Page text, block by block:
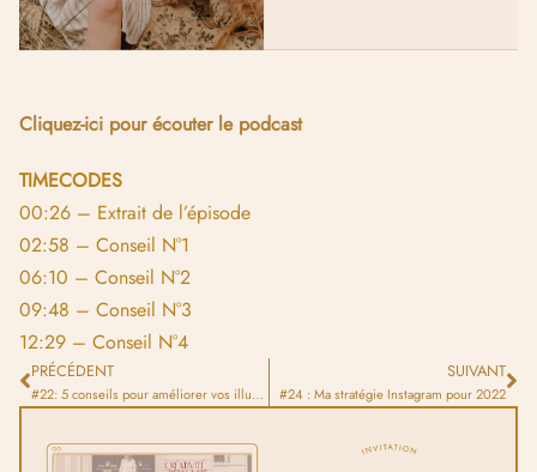
Cliquez-ici pour écouter le podcast
TIMECODES
00:26 – Extrait de l’épisode
02:58 – Conseil N°1
06:10 – Conseil N°2
09:48 – Conseil N°3
12:29 – Conseil N°4
PRÉCÉDENT
#22: 5 conseils pour améliorer vos illustrations rapidement
SUIVANT
#24 : Ma stratégie Instagram pour 2022